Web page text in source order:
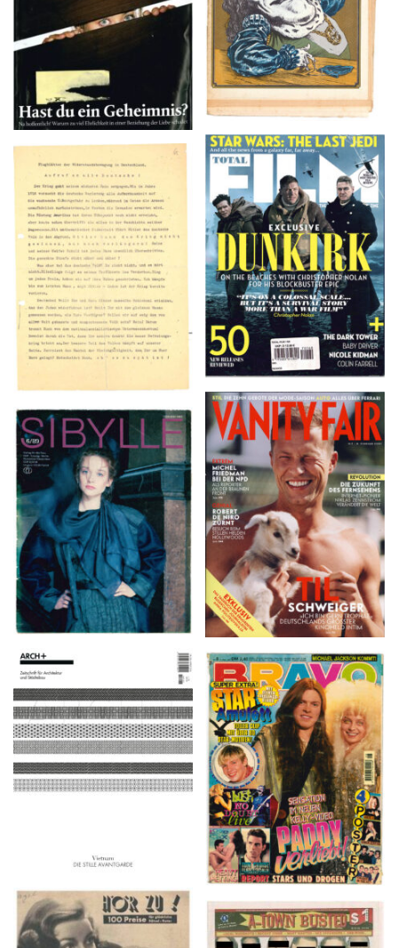
TOTAL FILM #260 –
SUMMER 2017
Flugblätter der Weissen
Rose – V, Januar 1943
VANITY FAIR – Nr. 7 –
8. Februar 2007
SIBYLLE 6/89
ARCH+ Nr. 226, Herbst
2016
BRAVO – Nr. 8, 13. Febr.
1997
HÖR ZU! – 1949,